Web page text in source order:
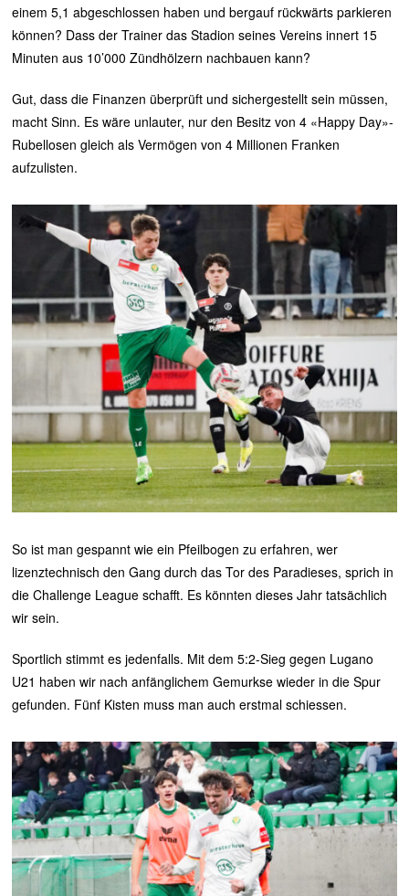
einem 5,1 abgeschlossen haben und bergauf rückwärts parkieren
können? Dass der Trainer das Stadion seines Vereins innert 15
Minuten aus 10’000 Zündhölzern nachbauen kann?
Gut, dass die Finanzen überprüft und sichergestellt sein müssen,
macht Sinn. Es wäre unlauter, nur den Besitz von 4 «Happy Day»-
Rubellosen gleich als Vermögen von 4 Millionen Franken
aufzulisten.
So ist man gespannt wie ein Pfeilbogen zu erfahren, wer
lizenztechnisch den Gang durch das Tor des Paradieses, sprich in
die Challenge League schafft. Es könnten dieses Jahr tatsächlich
wir sein.
Sportlich stimmt es jedenfalls. Mit dem 5:2-Sieg gegen Lugano
U21 haben wir nach anfänglichem Gemurkse wieder in die Spur
gefunden. Fünf Kisten muss man auch erstmal schiessen.